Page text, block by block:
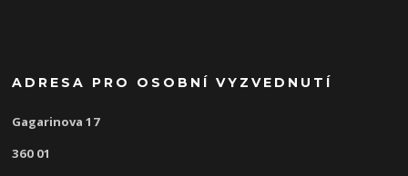
ADRESA PRO OSOBNÍ VYZVEDNUTÍ
Gagarinova 17
360 01